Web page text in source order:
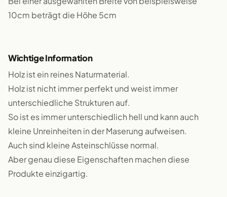
10cm beträgt die Höhe 5cm
Wichtige Information
Holz ist ein reines Naturmaterial.
Holz ist nicht immer perfekt und weist immer
unterschiedliche Strukturen auf.
So ist es immer unterschiedlich hell und kann auch
kleine Unreinheiten in der Maserung aufweisen.
Auch sind kleine Asteinschlüsse normal.
Aber genau diese Eigenschaften machen diese
Produkte einzigartig.